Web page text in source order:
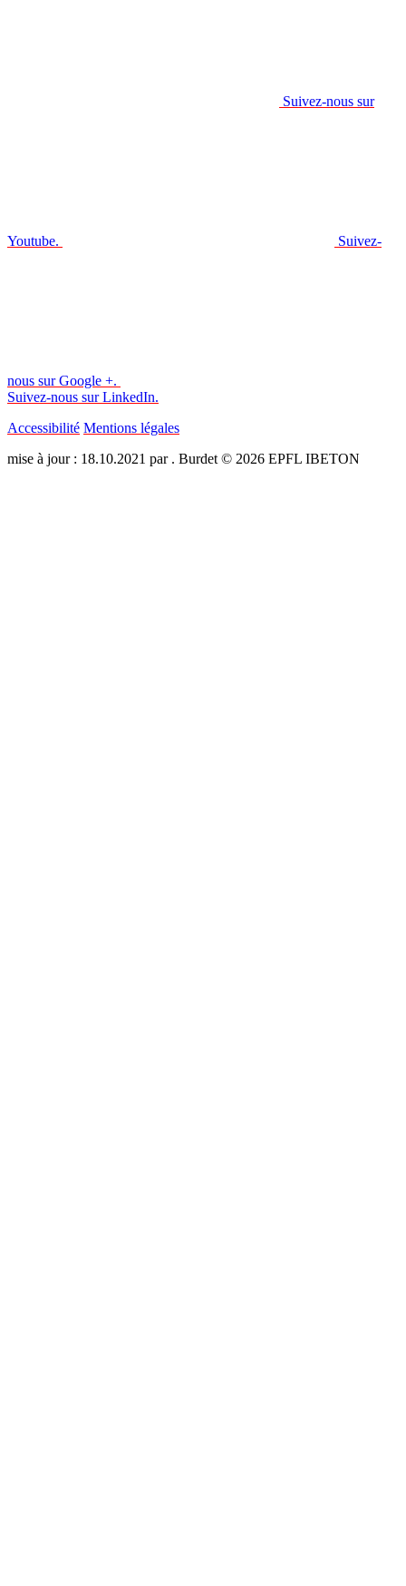
Suivez-nous sur
Youtube. Suivez-
nous sur Google +.
Suivez-nous sur LinkedIn.
Accessibilité Mentions légales
mise à jour : 18.10.2021 par . Burdet © 2026 EPFL IBETON